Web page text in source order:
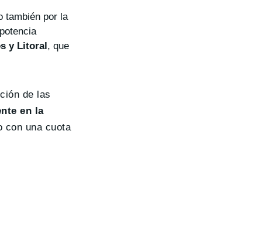
también por la
y Litoral, que
de las
en la
con una cuota